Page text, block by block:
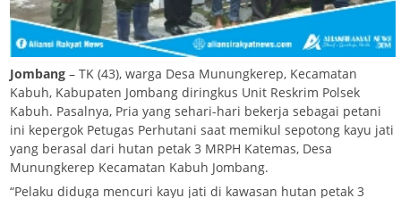
Jombang – TK (43), warga Desa Munungkerep, Kecamatan
Kabuh, Kabupaten Jombang diringkus Unit Reskrim Polsek
Kabuh. Pasalnya, Pria yang sehari-hari bekerja sebagai petani
ini kepergok Petugas Perhutani saat memikul sepotong kayu jati
yang berasal dari hutan petak 3 MRPH Katemas, Desa
Munungkerep Kecamatan Kabuh Jombang.
“Pelaku diduga mencuri kayu jati di kawasan hutan petak 3